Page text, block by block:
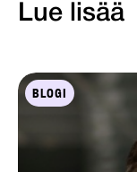
Lue lisää
BLOGI